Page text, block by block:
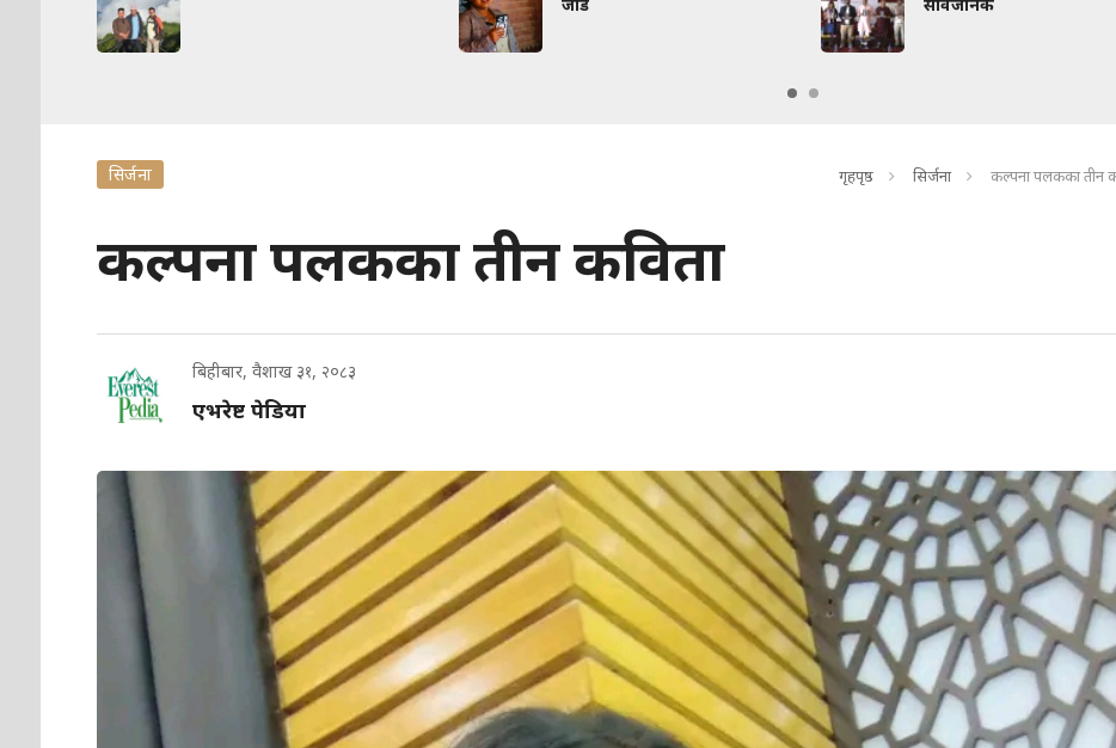
सिर्जना गृहपृष्ठ सिर्जना कल्पना पलकका तीन
कल्पना पलकका तीन कविता
बिहीबार, वैशाख ३१, २०८३
एभरेष्ट पेडिया